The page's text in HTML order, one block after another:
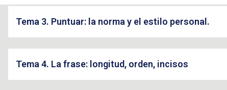
Tema 3. Puntuar: la norma y el estilo personal.
Tema 4. La frase: longitud, orden, incisos